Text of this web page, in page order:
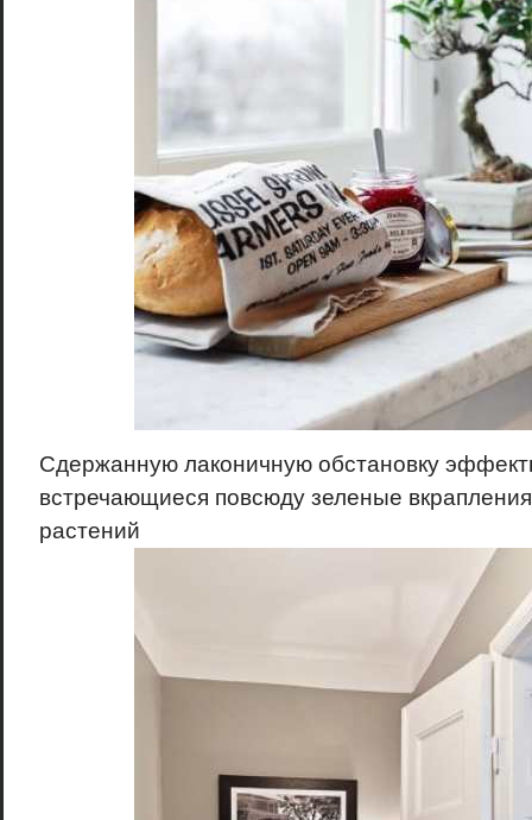
Сдержанную лаконичную обстановку
встречающиеся повсюду зеленые
растений